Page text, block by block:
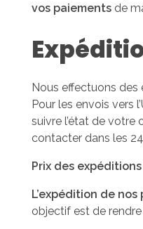
vos paiements de
Nous effectuons des
Pour les envois vers
suivre l’état de
contacter dans les
Prix des expéditions
L’expédition de
objectif est de